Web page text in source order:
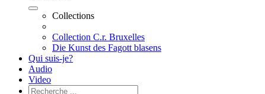
Collections
Collection C.r. Bruxelles
Die Kunst des Fagott blasens
Qui suis-je?
Audio
Video